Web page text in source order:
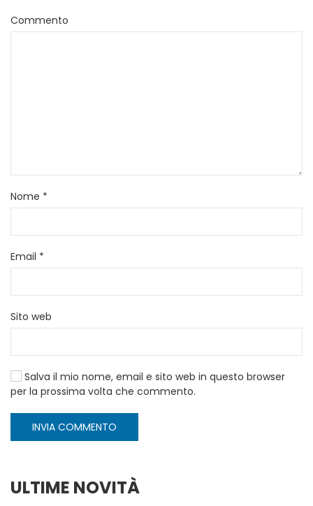
Commento
Nome *
Email *
Sito web
Salva il mio nome, email e sito web in questo browser
per la prossima volta che commento.
INVIA COMMENTO
ULTIME NOVITÀ